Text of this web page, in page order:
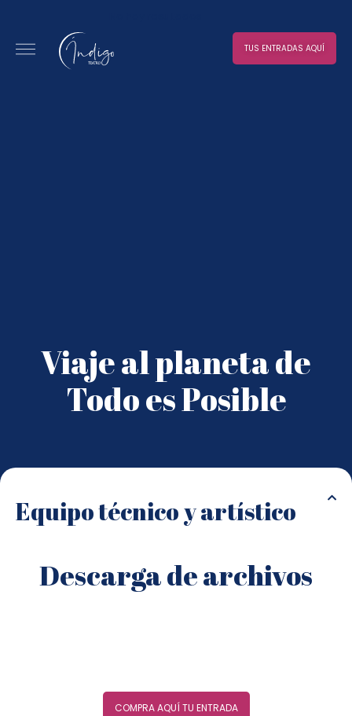
TUS ENTRADAS AQUÍ
Viaje al planeta de
Todo es Posible
Equipo técnico y artístico
Descarga de archivos
COMPRA AQUÍ TU ENTRADA